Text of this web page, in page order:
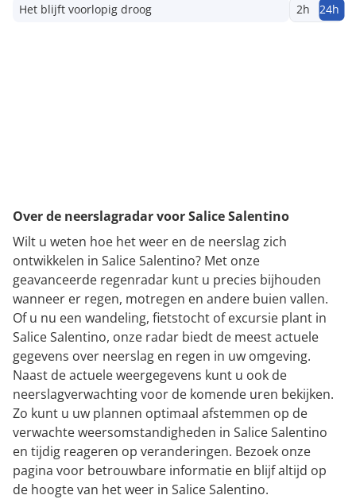
Het blijft voorlopig droog 2h 24h
Over de neerslagradar voor Salice Salentino
Wilt u weten hoe het weer en de neerslag zich
ontwikkelen in Salice Salentino? Met onze
geavanceerde regenradar kunt u precies bijhouden
wanneer er regen, motregen en andere buien vallen.
Of u nu een wandeling, fietstocht of excursie plant in
Salice Salentino, onze radar biedt de meest actuele
gegevens over neerslag en regen in uw omgeving.
Naast de actuele weergegevens kunt u ook de
neerslagverwachting voor de komende uren bekijken.
Zo kunt u uw plannen optimaal afstemmen op de
verwachte weersomstandigheden in Salice Salentino
en tijdig reageren op veranderingen. Bezoek onze
pagina voor betrouwbare informatie en blijf altijd op
de hoogte van het weer in Salice Salentino.